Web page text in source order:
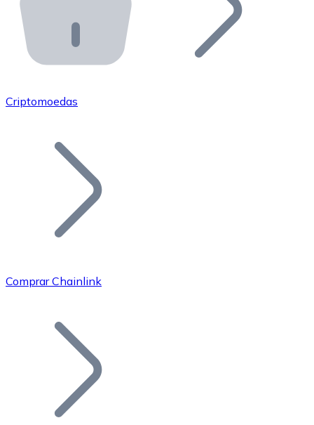
API Bitnovo
Integre nossa API no seu ecossistema.
Junte-se à nossa rede de revendedores e comercialize
Adicione o token do seu projeto ao nosso serviço de
Bitcoin
Criptomoedas
Comprar Chainlink